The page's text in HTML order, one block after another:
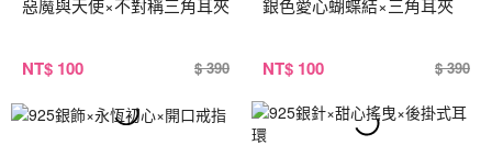
NT$ 100 $ 390 NT$ 100 $ 390